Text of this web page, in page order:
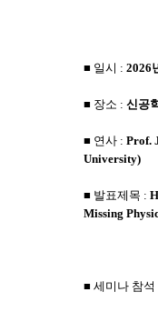
■ 일시 : 2026
■ 장소 : 신공
■ 연사 : Prof.
University)
■ 발표제목 :
Missing
■ 세미나 참석